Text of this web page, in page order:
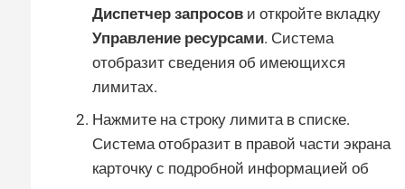
Диспетчер запросов и откройте вкладку
Управление ресурсами. Система
отобразит сведения об имеющихся
лимитах.
Нажмите на строку лимита в списке.
Система отобразит в правой части экрана
карточку с подробной информацией об